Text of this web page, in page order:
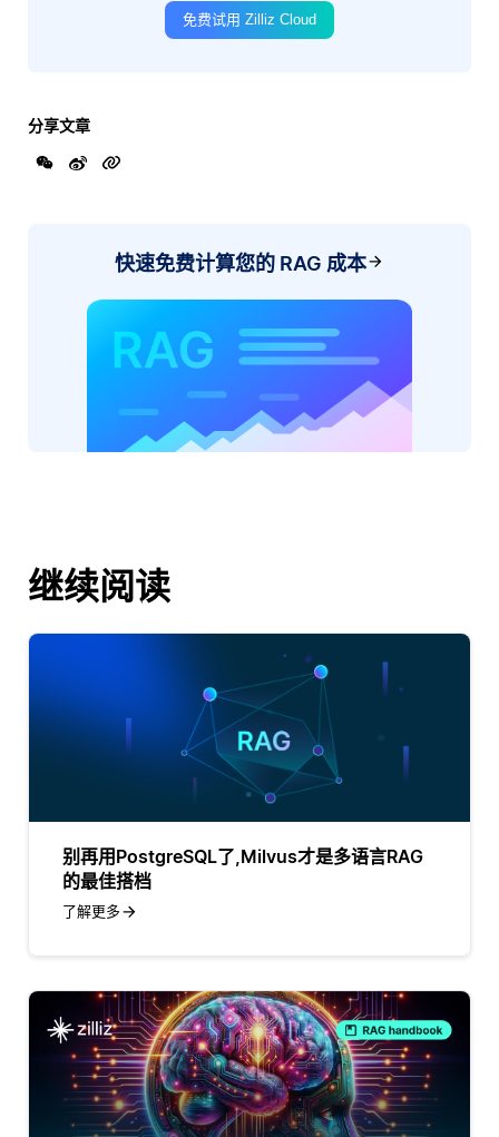
免费试用 Zilliz Cloud
分享文章
快速免费计算您的 RAG 成本
继续阅读
别再用PostgreSQL了,Milvus才是多语言RAG
的最佳搭档
了解更多